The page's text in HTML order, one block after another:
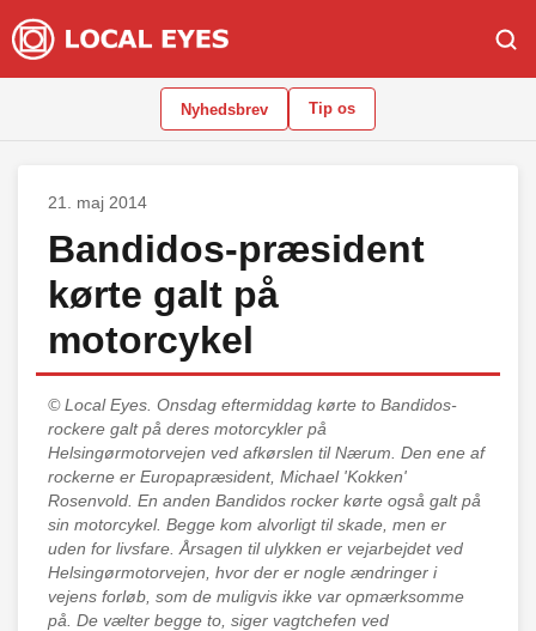
Nyhedsbrev Tip os
21. maj 2014
Bandidos-præsident
kørte galt på
motorcykel
© Local Eyes. Onsdag eftermiddag kørte to Bandidos-
rockere galt på deres motorcykler på
Helsingørmotorvejen ved afkørslen til Nærum. Den ene af
rockerne er Europapræsident, Michael 'Kokken'
Rosenvold. En anden Bandidos rocker kørte også galt på
sin motorcykel. Begge kom alvorligt til skade, men er
uden for livsfare. Årsagen til ulykken er vejarbejdet ved
Helsingørmotorvejen, hvor der er nogle ændringer i
vejens forløb, som de muligvis ikke var opmærksomme
på. De vælter begge to, siger vagtchefen ved